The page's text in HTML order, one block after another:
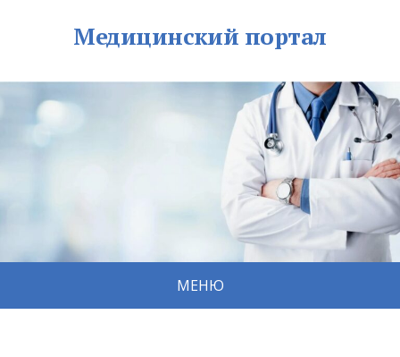
Медицинский портал
МЕНЮ